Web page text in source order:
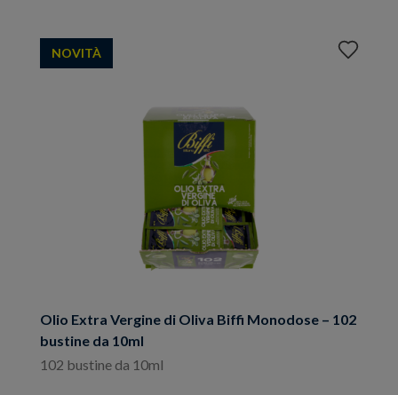
Olio Extra Vergine di Oliva Biffi Monodose – 102
bustine da 10ml
102 bustine da 10ml
NOVITÀ
Aggiungi